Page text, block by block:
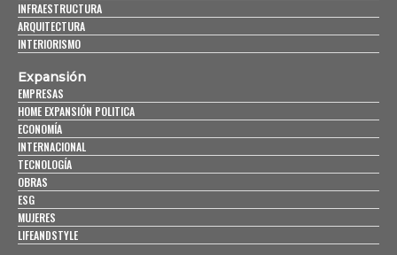
INFRAESTRUCTURA
ARQUITECTURA
INTERIORISMO
Expansión
EMPRESAS
HOME EXPANSIÓN POLITICA
ECONOMÍA
INTERNACIONAL
TECNOLOGÍA
OBRAS
ESG
MUJERES
LIFEANDSTYLE